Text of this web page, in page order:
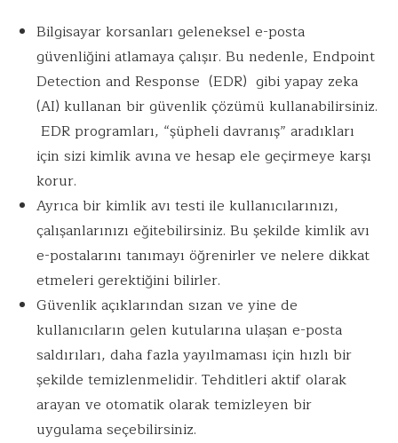
Bilgisayar korsanları geleneksel e-posta
güvenliğini atlamaya çalışır. Bu nedenle, Endpoint
Detection and Response (EDR) gibi yapay zeka
(AI) kullanan bir güvenlik çözümü kullanabilirsiniz.
EDR programları, “şüpheli davranış” aradıkları
için sizi kimlik avına ve hesap ele geçirmeye karşı
korur.
Ayrıca bir kimlik avı testi ile kullanıcılarınızı,
çalışanlarınızı eğitebilirsiniz. Bu şekilde kimlik avı
e-postalarını tanımayı öğrenirler ve nelere dikkat
etmeleri gerektiğini bilirler.
Güvenlik açıklarından sızan ve yine de
kullanıcıların gelen kutularına ulaşan e-posta
saldırıları, daha fazla yayılmaması için hızlı bir
şekilde temizlenmelidir. Tehditleri aktif olarak
arayan ve otomatik olarak temizleyen bir
uygulama seçebilirsiniz.